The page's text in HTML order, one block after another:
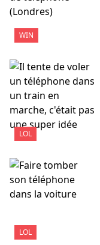
WIN
LOL
LOL